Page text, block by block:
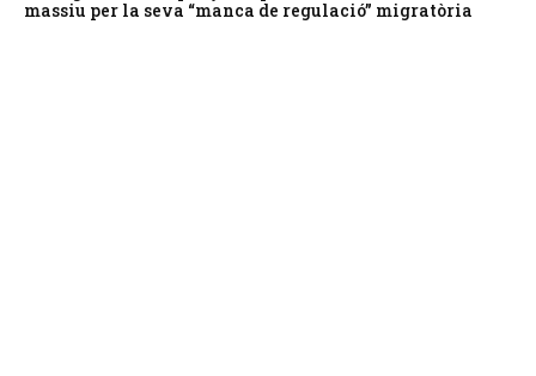
massiu per la seva “manca de regulació” migratòria